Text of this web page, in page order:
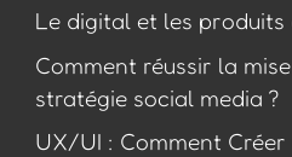
Le digital et les produits
Comment réussir la
stratégie social media ?
UX/UI : Comment Créer